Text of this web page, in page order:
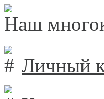
Наш
Личный